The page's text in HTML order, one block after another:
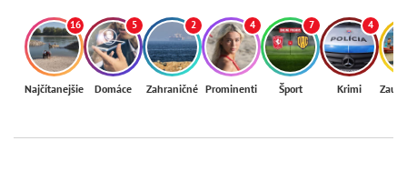
16
Najčítanejšie
5
Domáce
2
Zahraničné
4
Prominenti
7
Šport
4
Krimi